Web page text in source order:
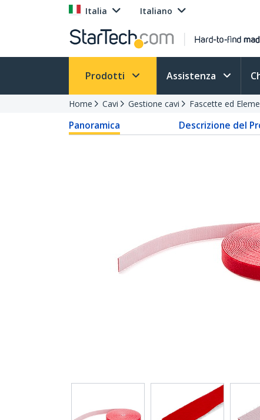
Italia Italiano
Prodotti Assistenza
Home Cavi Gestione cavi Fascette ed
Panoramica Descrizione del